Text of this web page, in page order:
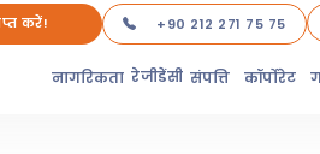
करें! +90 212 271 75 75
नागरिकता रेजीडेंसी संपत्ति कॉर्पोरेट